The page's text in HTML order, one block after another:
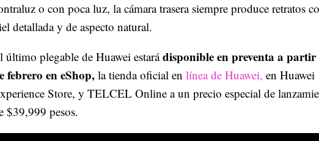
o con poca luz, la cámara trasera siempre produce retratos
detallada y de aspecto natural.
último plegable de Huawei estarádisponible en preventa a partir
febrero en eShop, la tienda oficial en línea de Huawei, en Huawei
Store, y TELCEL Online a un precio especial de
$39,999 pesos.